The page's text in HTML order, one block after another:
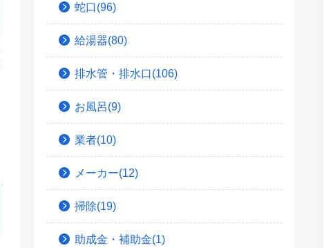
蛇口(96)
給湯器(80)
排水管・排水口(106)
お風呂(9)
業者(10)
メーカー(12)
掃除(19)
助成金・補助金(1)